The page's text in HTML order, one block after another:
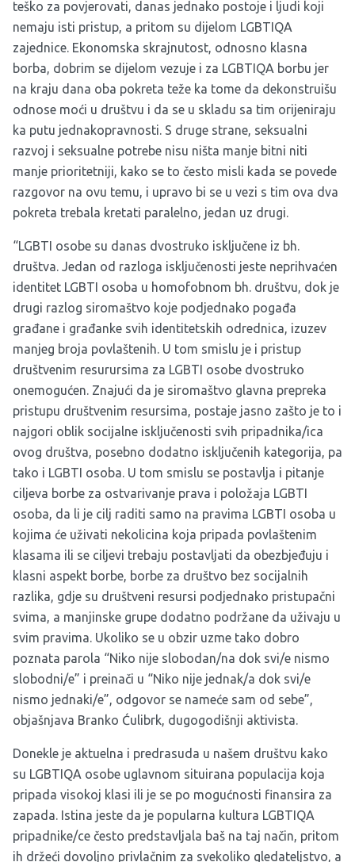
teško za povjerovati, danas jednako postoje i ljudi koji
nemaju isti pristup, a pritom su dijelom LGBTIQA
zajednice. Ekonomska skrajnutost, odnosno klasna
borba, dobrim se dijelom vezuje i za LGBTIQA borbu jer
na kraju dana oba pokreta teže ka tome da dekonstruišu
odnose moći u društvu i da se u skladu sa tim orijeniraju
ka putu jednakopravnosti. S druge strane, seksualni
razvoj i seksualne potrebe nisu ništa manje bitni niti
manje prioritetniji, kako se to često misli kada se povede
razgovor na ovu temu, i upravo bi se u vezi s tim ova dva
pokreta trebala kretati paralelno, jedan uz drugi.
“LGBTI osobe su danas dvostruko isključene iz bh.
društva. Jedan od razloga isključenosti jeste neprihvaćen
identitet LGBTI osoba u homofobnom bh. društvu, dok je
drugi razlog siromaštvo koje podjednako pogađa
građane i građanke svih identitetskih odrednica, izuzev
manjeg broja povlaštenih. U tom smislu je i pristup
društvenim resurursima za LGBTI osobe dvostruko
onemogućen. Znajući da je siromaštvo glavna prepreka
pristupu društvenim resursima, postaje jasno zašto je to i
najgori oblik socijalne isključenosti svih pripadnika/ica
ovog društva, posebno dodatno isključenih kategorija, pa
tako i LGBTI osoba. U tom smislu se postavlja i pitanje
ciljeva borbe za ostvarivanje prava i položaja LGBTI
osoba, da li je cilj raditi samo na pravima LGBTI osoba u
kojima će uživati nekolicina koja pripada povlaštenim
klasama ili se ciljevi trebaju postavljati da obezbjeđuju i
klasni aspekt borbe, borbe za društvo bez socijalnih
razlika, gdje su društveni resursi podjednako pristupačni
svima, a manjinske grupe dodatno podržane da uživaju u
svim pravima. Ukoliko se u obzir uzme tako dobro
poznata parola “Niko nije slobodan/na dok svi/e nismo
slobodni/e” i preinači u “Niko nije jednak/a dok svi/e
nismo jednaki/e”, odgovor se nameće sam od sebe”,
objašnjava Branko Ćulibrk, dugogodišnji aktivista.
Donekle je aktuelna i predrasuda u našem društvu kako
su LGBTIQA osobe uglavnom situirana populacija koja
pripada visokoj klasi ili je se po mogućnosti finansira za
zapada. Istina jeste da je popularna kultura LGBTIQA
pripadnike/ce često predstavljala baš na taj način, pritom
ih držeći dovoljno privlačnim za svekoliko gledateljstvo, a